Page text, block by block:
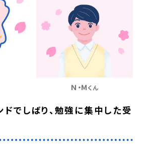
Ｎ・Ｍくん
でしばり、勉強に集中した受